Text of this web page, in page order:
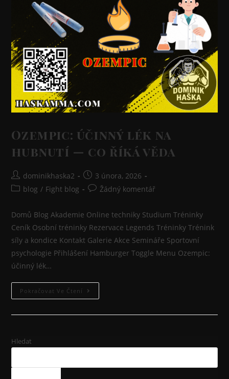
Ozempic: účinný lék na
hubnutí — co říká věda
dominikhaska2
3 února, 2026
blog / Fight blog Žádný komentář
Domů Blog Akademie Online techniky Studium Tréninky
Ceník Osobní tréninky Rezervace Legends Tréninky Trénink
síly a kondice Kontakt Galerie Akce Semináře Sportovní
psychologie Přihlášení Hamburger Toggle Menu Ozempic:
účinný lék…
Pokračovat Ve Čtení
Hledat